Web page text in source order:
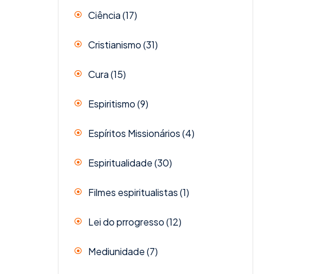
Ciência(17)
Cristianismo(31)
Cura(15)
Espiritismo(9)
Espíritos Missionários(4)
Espiritualidade(30)
Filmes espiritualistas(1)
Lei do prrogresso(12)
Mediunidade(7)